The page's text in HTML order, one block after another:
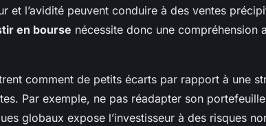
et l’avidité peuvent conduire à des ventes
en bourse nécessite donc une compréhension
comment de petits écarts par rapport à une
Par exemple, ne pas réadapter son
globaux expose l’investisseur à des risques